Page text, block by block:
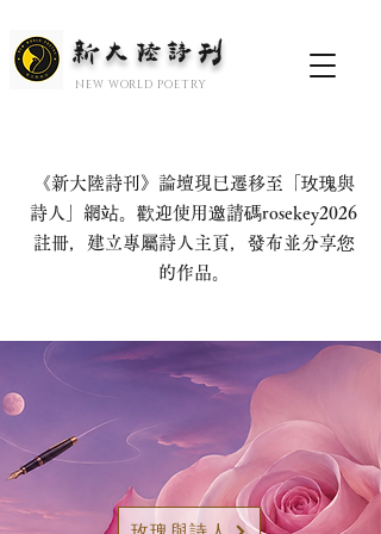
新大陆诗刊
​NEW WORLD POETRY
《新大陸詩刊》論壇現已遷移至「玫瑰與
詩人」網站。歡迎使用邀請碼rosekey2026
註冊，建立專屬詩人主頁，發布並分享您
的作品。